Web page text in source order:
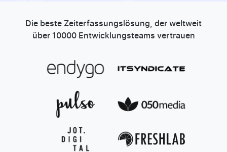
Die beste Zeiterfassungslösung, der weltweit
über 10000 Entwicklungsteams vertrauen